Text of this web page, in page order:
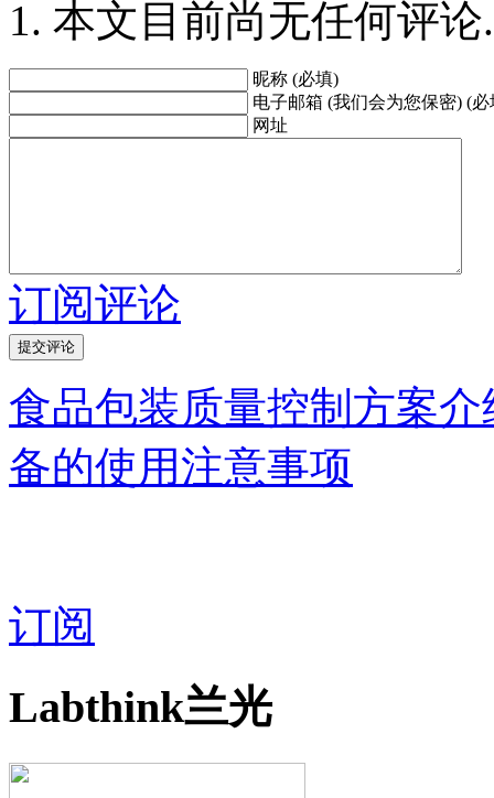
本文目前尚无任何评论.
昵称 (必填)
电子邮箱 (我们会为您保密) (必
网址
订阅评论
食品包装质量控制方案介
备的使用注意事项
订阅
Labthink兰光